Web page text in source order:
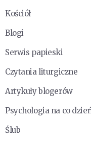
Kościół
Blogi
Serwis papieski
Czytania liturgiczne
Artykuły blogerów
Psychologia na co
Ślub